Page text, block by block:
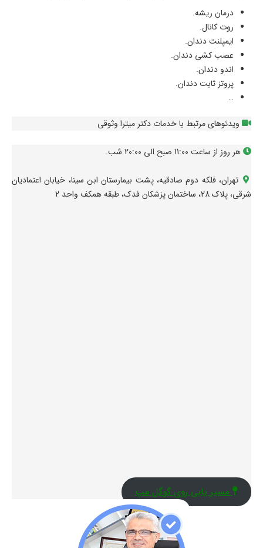
درمان ریشه.
روت کانال.
ایمپلنت دندان.
عصب کشی دندان.
اندو دندان.
پروتز ثابت دندان.
…
ویدئوهای مرتبط با خدمات دکتر میترا وثوقی
هر روز از ساعت 11:00 صبح الی 20:00 شب.
تهران، فلکه دوم صادقیه، پشت بیمارستان ابن سینا، خیابان اعتمادیان
شرقی، پلاک 28، ساختمان پزشکان فدک، طبقه همکف واحد 2
مسیر یابی روی گوگل مپ